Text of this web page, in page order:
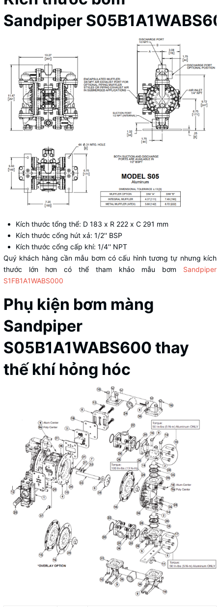
Sandpiper
Kích thước tổng thể: D 183 x R 222 x C 291 mm
Kích thước cổng hút xả: 1/2'' BSP
Kích thước cổng cấp khí: 1/4'' NPT
Quý khách hàng cần mẫu bơm có cấu hình tương tự nhưng kích
thước lớn hơn có thể tham khảo mẫu bơm Sandpiper
S1FB1A1WABS000
Phụ kiện bơm màng
Sandpiper
S05B1A1WABS600 thay
thế khí hỏng hóc